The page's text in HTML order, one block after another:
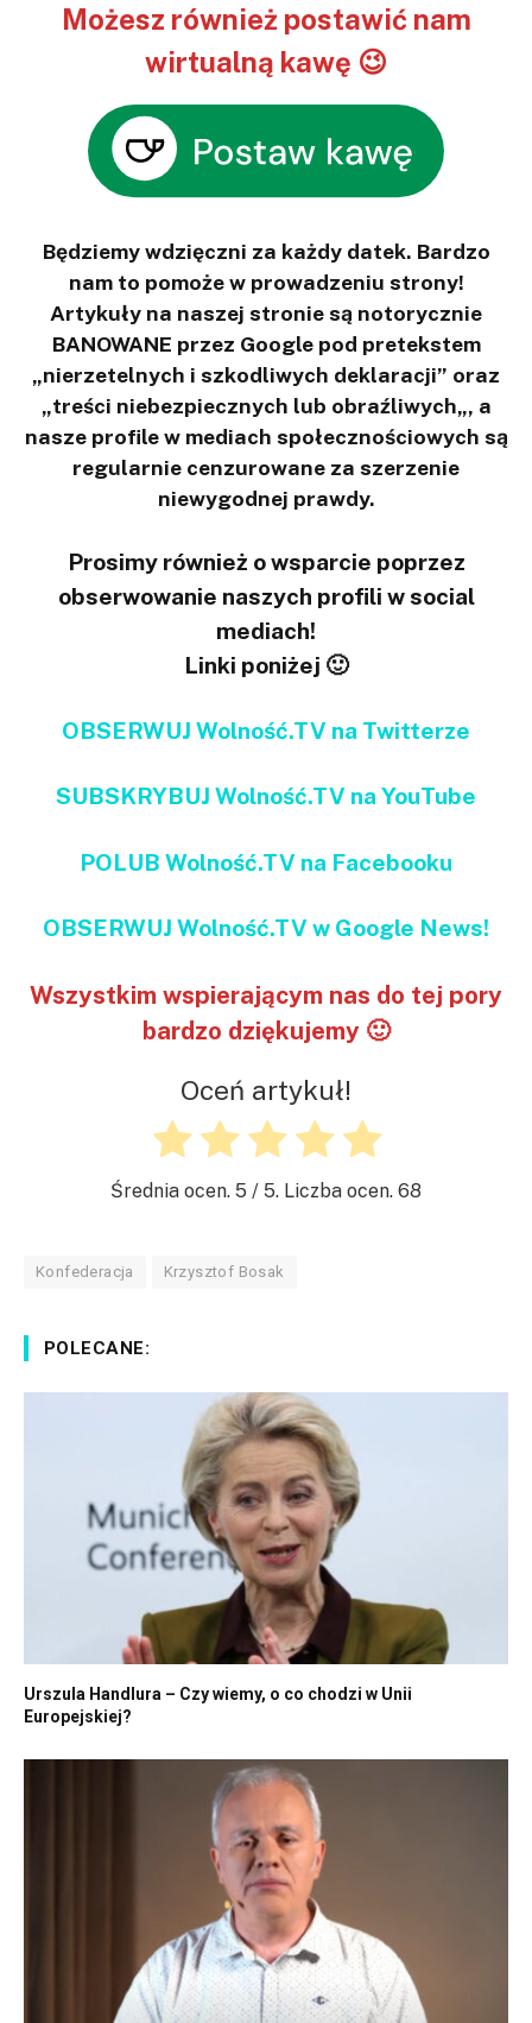
Możesz również postawić nam
wirtualną kawę 😉
Będziemy wdzięczni za każdy datek. Bardzo
nam to pomoże w prowadzeniu strony!
Artykuły na naszej stronie są notorycznie
BANOWANE przez Google pod pretekstem
„nierzetelnych i szkodliwych deklaracji” oraz
„treści niebezpiecznych lub obraźliwych„, a
nasze profile w mediach społecznościowych są
regularnie cenzurowane za szerzenie
niewygodnej prawdy.
Prosimy również o wsparcie poprzez
obserwowanie naszych profili w social
mediach!
Linki poniżej 🙂
OBSERWUJ Wolność.TV na Twitterze
SUBSKRYBUJ Wolność.TV na YouTube
POLUB Wolność.TV na Facebooku
OBSERWUJ Wolność.TV w Google News!
Wszystkim wspierającym nas do tej pory
bardzo dziękujemy 🙂
Oceń artykuł!
Średnia ocen. 5 / 5. Liczba ocen. 68
Konfederacja Krzysztof Bosak
POLECANE:
Urszula Handlura – Czy wiemy, o co chodzi w Unii
Europejskiej?